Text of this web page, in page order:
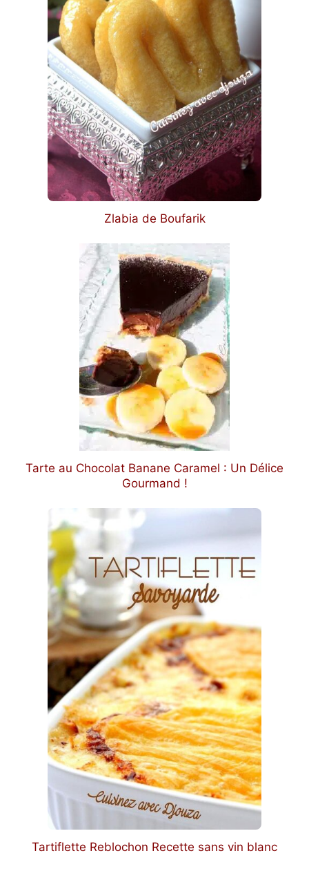
Zlabia de Boufarik
Tarte au Chocolat Banane Caramel : Un Délice
Gourmand !
Tartiflette Reblochon Recette sans vin blanc